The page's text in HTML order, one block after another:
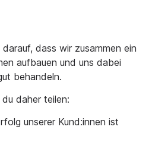
dass wir zusammen ein
aufbauen und uns dabei
behandeln.
daher teilen:
unserer Kund:innen ist